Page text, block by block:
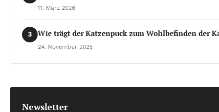
11. März 2026
3 Wie trägt der Katzenpuck zum Wohlbefinden der
24. November 2025
Newsletter